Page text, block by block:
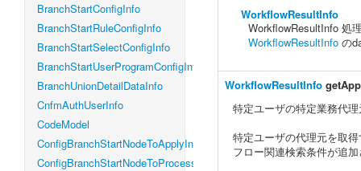
BranchStartConfigInfo
BranchStartRuleConfigInfo
BranchStartSelectConfigInfo
BranchStartUserProgramConfigInfo
BranchUnionDetailDataInfo
CnfmAuthUserInfo
CodeModel
ConfigBranchStartNodeToApplyInfo
ConfigBranchStartNodeToProcessInfo
WorkflowResultInfo
WorkflowResultInfo 処
WorkflowResultInfo の
WorkflowResultInfo
特定ユーザの特定業務代
特定ユーザの代理元を取
フロー関連検索条件が追